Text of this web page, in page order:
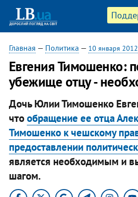
Главная — Политика — 10 января 2012
Евгения Тимошенко:
убежище отцу -
Дочь Юлии Тимошенко
чтообращение ее отца
Тимошенко к чешскому
предоставлении
является необходимым и
шагом.